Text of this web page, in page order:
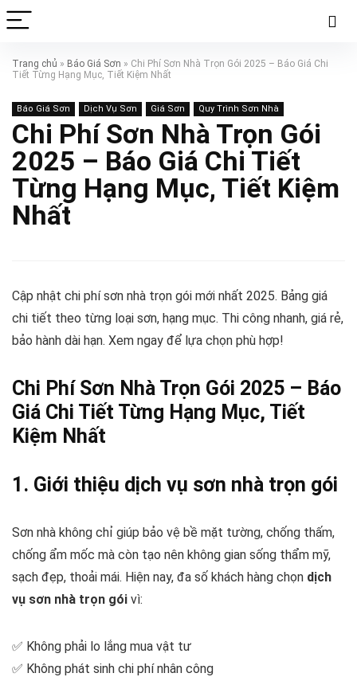
Trang chủ » Báo Giá Sơn » Chi Phí Sơn Nhà Trọn Gói 2025 – Báo Giá Chi
Tiết Từng Hạng Mục, Tiết Kiệm Nhất
Báo Giá Sơn Dịch Vụ Sơn Giá Sơn Quy Trình Sơn Nhà
Chi Phí Sơn Nhà Trọn Gói
2025 – Báo Giá Chi Tiết
Từng Hạng Mục, Tiết Kiệm
Nhất
Cập nhật chi phí sơn nhà trọn gói mới nhất 2025. Bảng giá
chi tiết theo từng loại sơn, hạng mục. Thi công nhanh, giá rẻ,
bảo hành dài hạn. Xem ngay để lựa chọn phù hợp!
Chi Phí Sơn Nhà Trọn Gói 2025 – Báo
Giá Chi Tiết Từng Hạng Mục, Tiết
Kiệm Nhất
1. Giới thiệu dịch vụ sơn nhà trọn gói
Sơn nhà không chỉ giúp bảo vệ bề mặt tường, chống thấm,
chống ẩm mốc mà còn tạo nên không gian sống thẩm mỹ,
sạch đẹp, thoải mái. Hiện nay, đa số khách hàng chọn dịch
vụ sơn nhà trọn gói vì:
✅ Không phải lo lắng mua vật tư
✅ Không phát sinh chi phí nhân công